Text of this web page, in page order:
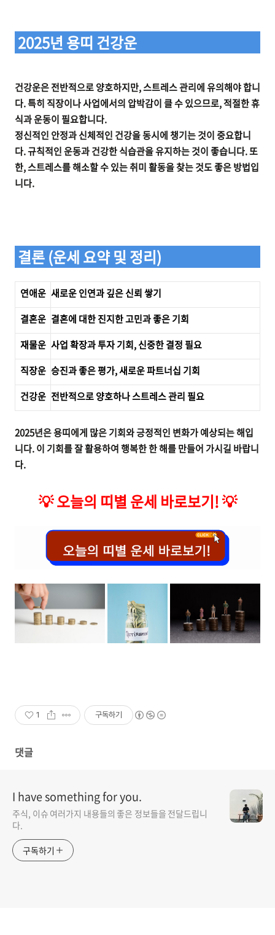
2025년 용띠 건강운
건강운은 전반적으로 양호하지만, 스트레스 관리에 유의해야 합니
다. 특히 직장이나 사업에서의 압박감이 클 수 있으므로, 적절한 휴
식과 운동이 필요합니다.
정신적인 안정과 신체적인 건강을 동시에 챙기는 것이 중요합니
다. 규칙적인 운동과 건강한 식습관을 유지하는 것이 좋습니다. 또
한, 스트레스를 해소할 수 있는 취미 활동을 찾는 것도 좋은 방법입
니다.
결론 (운세 요약 및 정리)
연애운 새로운 인연과 깊은 신뢰 쌓기
결혼운 결혼에 대한 진지한 고민과 좋은 기회
재물운 사업 확장과 투자 기회, 신중한 결정 필요
직장운 승진과 좋은 평가, 새로운 파트너십 기회
건강운 전반적으로 양호하나 스트레스 관리 필요
2025년은 용띠에게 많은 기회와 긍정적인 변화가 예상되는 해입
니다. 이 기회를 잘 활용하여 행복한 한 해를 만들어 가시길 바랍니
다.
💡오늘의 띠별 운세 바로보기!💡
1 구독하기
댓글
I have something for you.
주식, 이슈 여러가지 내용들의 좋은 정보들을 전달드립니
다.
구독하기